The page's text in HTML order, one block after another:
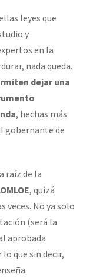
leyes que
y
en la
nada queda.
dejar una
, hechas más
gobernante de
raíz de la
, quizá
veces. No ya solo
(será la
aprobada
que sin decir,